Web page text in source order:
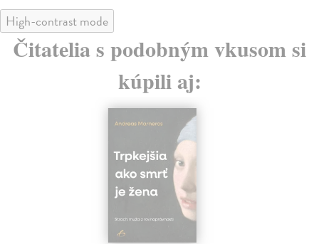
High-contrast mode
Čitatelia s podobným vkusom si
kúpili aj: